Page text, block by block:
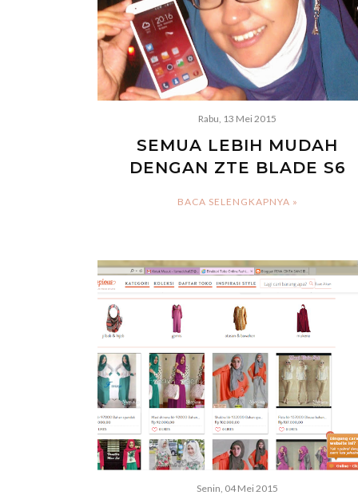
Rabu, 13 Mei 2015
SEMUA LEBIH MUDAH
DENGAN ZTE BLADE S6
BACA SELENGKAPNYA »
Senin, 04 Mei 2015